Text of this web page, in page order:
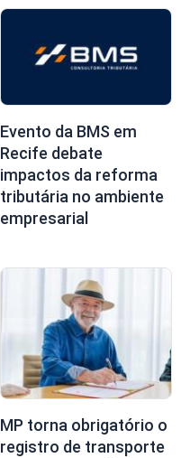
Evento da BMS em
Recife debate
impactos da reforma
tributária no ambiente
empresarial
MP torna obrigatório o
registro de transporte